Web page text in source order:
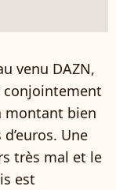
venu DAZN,
conjointement
montant bien
Une
très mal et le
est